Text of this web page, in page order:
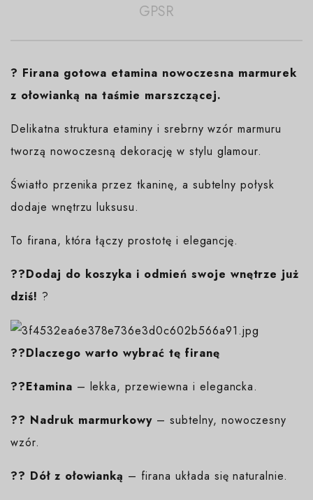
GPSR
? Firana gotowa etamina nowoczesna marmurek
z ołowianką na taśmie marszczącej.
Delikatna struktura etaminy i srebrny wzór marmuru
tworzą nowoczesną dekorację w stylu glamour.
Światło przenika przez tkaninę, a subtelny połysk
dodaje wnętrzu luksusu.
To firana, która łączy prostotę i elegancję.
??Dodaj do koszyka i odmień swoje wnętrze już
dziś! ?
??Dlaczego warto wybrać tę firanę
??Etamina – lekka, przewiewna i elegancka.
?? Nadruk marmurkowy – subtelny, nowoczesny
wzór.
?? Dół z ołowianką – firana układa się naturalnie.